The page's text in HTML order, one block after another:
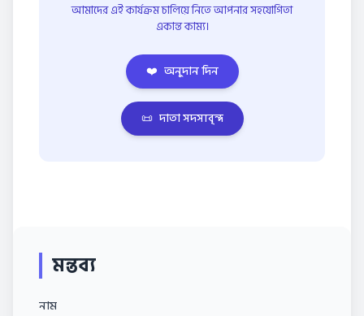
আমাদের এই কার্যক্রম চালিয়ে নিতে আপনার সহযোগিতা
একান্ত কাম্য।
❤️ অনুদান দিন
📜 দাতা সদস্যবৃন্দ
মন্তব্য
নাম